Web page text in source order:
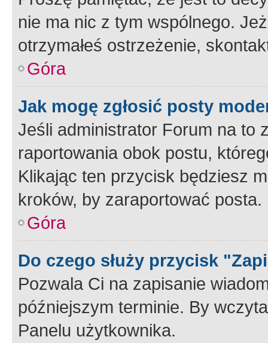
nie ma nic z tym wspólnego.
otrzymałeś ostrzeżenie,
Góra
Jak mogę zgłosić posty
Jeśli administrator Forum na to
raportowania obok postu,
Klikając ten przycisk będziesz
kroków, by zaraportować posta.
Góra
Do czego służy przycisk
Pozwala Ci na zapisanie
późniejszym terminie. By
Panelu użytkownika.